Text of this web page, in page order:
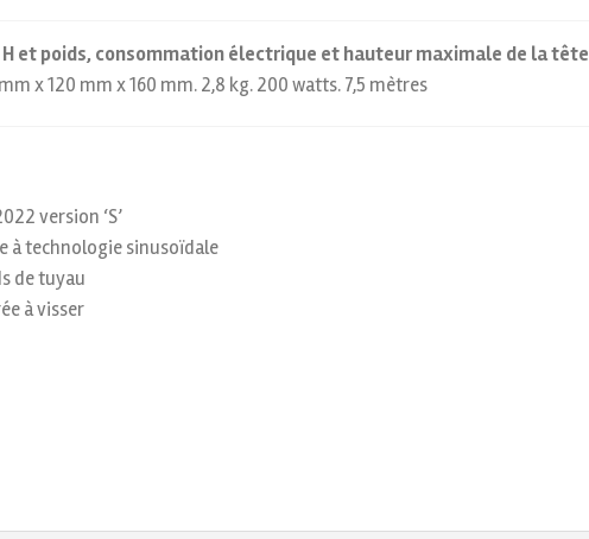
H et poids, consommation électrique et hauteur maximale de la tête
x 120 mm x 160 mm. 2,8 kg. 200 watts. 7,5 mètres
version ‘S’
à technologie sinusoïdale
de tuyau
à visser